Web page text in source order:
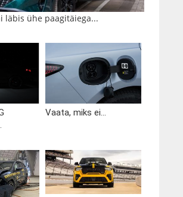
läbis ühe paagitäiega...
Vaata, miks ei...